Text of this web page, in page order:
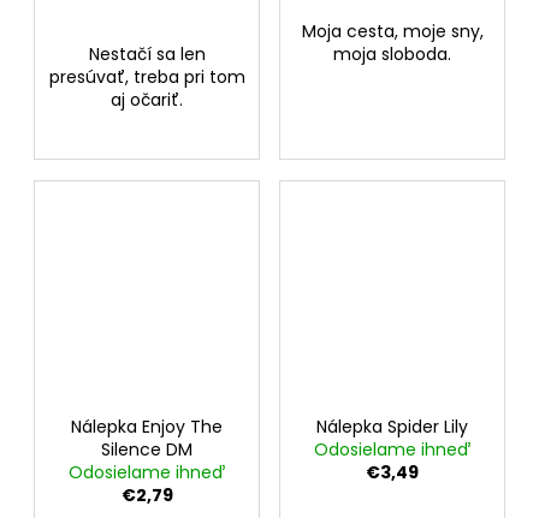
Nestačí sa len
presúvať, treba pri tom
aj očariť.
Moja cesta, moje sny,
moja sloboda.
Nálepka Enjoy The
Silence DM
Odosielame ihneď
€2,79
Nálepka Spider Lily
Odosielame ihneď
€3,49